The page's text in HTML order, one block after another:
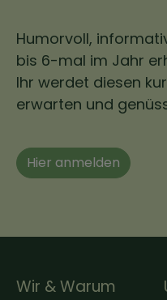
Humorvoll,
bis 6-mal im Jahr
Ihr werdet diesen
erwarten und
Hier anmelden
Wir & Warum